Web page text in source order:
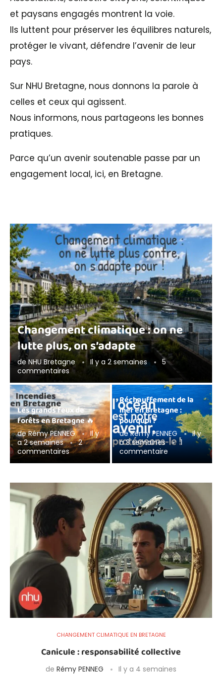
et paysans engagés montrent la voie.
Ils luttent pour préserver les équilibres naturels,
protéger le vivant, défendre l’avenir de leur
pays.
Sur NHU Bretagne, nous donnons la parole à
celles et ceux qui agissent.
Nous informons, nous partageons les bonnes
pratiques.
Parce qu’un avenir soutenable passe par un
engagement local, ici, en Bretagne.
Changement climatique : on ne
lutte plus, on s’adapte
deNHU Bretagne Il y a 2 semaines
5
commentaires
Les grands feux de
forêts en Bretagne 🔥
deRémy PENNEG
Il y
a 2 semaines
2
commentaires
Réchauffement de la
mer en Bretagne :
pourquoi ?
deRémy PENNEG
Il y
a 3 semaines
1
commentaire
CHANGEMENT CLIMATIQUE EN BRETAGNE
Canicule : responsabilité collective
de Rémy PENNEG Il y a 4 semaines